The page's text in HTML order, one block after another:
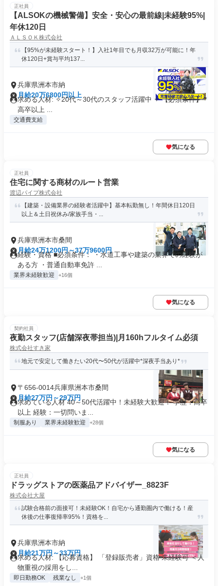
正社員
【ALSOKの機械警備】安全・安心の最前線|未経験95%|
年休120日
ＡＬＳＯＫ株式会社
【95%が未経験スタート！】入社1年目でも月収32万が可能に！年
休120日+賞与平均137...
兵庫県洲本市納
月給20万6800円以上
求める人材: ✧20代～30代のスタッフ活躍中 ✧ 【必須条件】 *
高卒以上 ...
交通費支給
気になる
正社員
住宅に関する商材のルート営業
渡辺パイプ株式会社
【建築・設備業界の経験者活躍中】基本転勤無し！年間休日120日
以上＆土日祝休み/家族手当・...
兵庫県洲本市桑間
月給24万1200円～37万9600円
経験・資格 ■必須条件： ・水道工事や建築の業界での経験が
ある方 ・普通自動車免許 ...
業界未経験歓迎 +16個
気になる
契約社員
夜勤スタッフ(店舗深夜帯担当)|月160hフルタイム必須
株式会社すき家
地元で安定して働きたい20代〜50代が活躍中*深夜手当あり*
〒656-0014兵庫県洲本市桑間
月給27万円～29万円
求めている人材 40～50代活躍中！未経験大歓迎！ 学歴：高卒
以上 経験：一切問いま...
制服あり 業界未経験歓迎 +28個
気になる
正社員
ドラッグストアの医薬品アドバイザー_8823F
株式会社大屋
試験合格前の面接可！未経験OK！自宅から通勤圏内で働ける！産
休後の仕事復帰率95%！資格を...
兵庫県洲本市納
月給21万円～33万円
求める人材: 【応募資格】 「登録販売者」資格 未経験可 ＜人
物重視の採用をし...
即日勤務OK 残業なし +1個